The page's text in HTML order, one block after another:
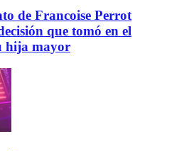
de Francoise Perrot
que tomó en el
hija mayor